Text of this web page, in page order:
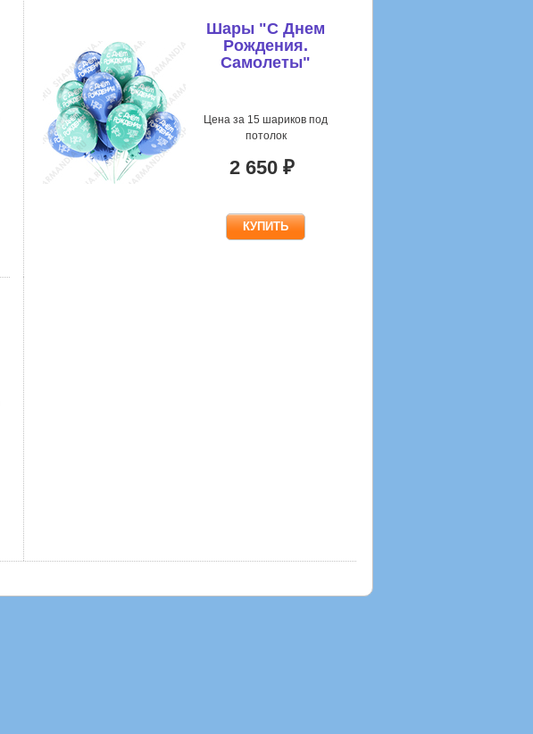
Шары "С Днем
Рождения.
Самолеты"
Цена за 15 шариков под
потолок
2 650 ₽